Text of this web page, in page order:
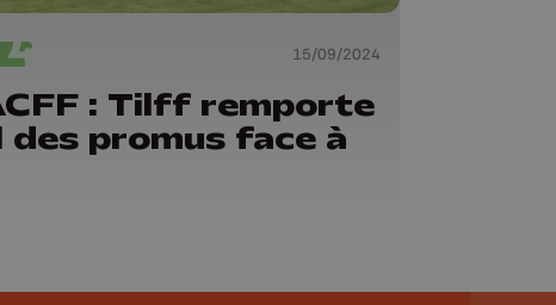
15/09/2024
: Tilff remporte
des promus face à